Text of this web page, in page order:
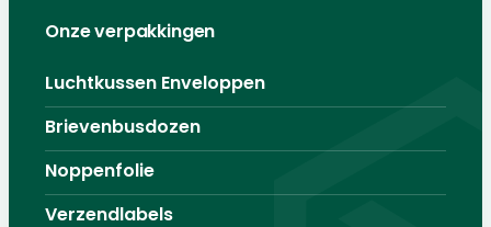
Onze verpakkingen
Luchtkussen Enveloppen
Brievenbusdozen
Noppenfolie
Verzendlabels